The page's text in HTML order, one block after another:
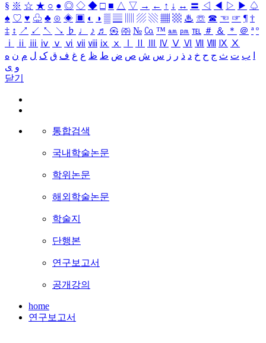
§ ※ ☆ ★ ○ ● ◎ ◇ ◆ □ ■ △ ▽ → ← ↑ ↓ ↔ 〓 ◁ ◀ ▷ ▶ ♤
♠ ♡ ♥ ♧ ♣ ⊙ ◈ ▣ ◐ ◑ ▒ ▤ ▨ ▧ ▦ ▩ ♨ ☏ ☎ ☜ ☞ ¶ †
‡ ↕ ↗ ↙ ↖ ↘ ♭ ♩ ♪ ♬ ㉿ ㈜ № ㏇ ™ ㏂ ㏘ ℡ ＃ ＆ ＊ ＠ ª º
ⅰ
ⅱ ⅲ ⅳ ⅴ ⅵ ⅶ ⅷ ⅸ ⅹ Ⅳ Ⅴ Ⅵ Ⅶ Ⅷ Ⅸ Ⅹ
ب ت ث ج ح خ د ذ ر ز س ش ص ض ط ظ ع غ ف ق ک ل م ن ه
و ی
닫기
통합검색
국내학술논문
학위논문
해외학술논문
학술지
단행본
연구보고서
공개강의
home
연구보고서